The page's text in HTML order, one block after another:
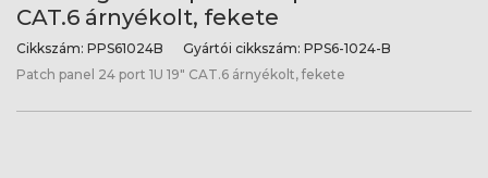
CAT.6 árnyékolt, fekete
Cikkszám: PPS61024B Gyártói cikkszám: PPS6-1024-B
Patch panel 24 port 1U 19" CAT.6 árnyékolt, fekete